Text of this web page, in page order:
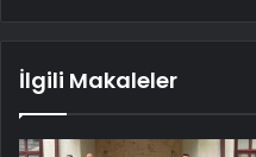
İlgili Makaleler